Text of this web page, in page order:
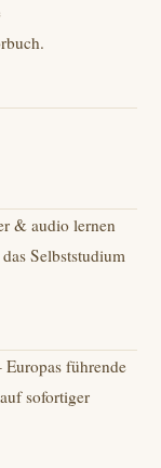
& audio lernen
Selbststudium
führende
sofortiger